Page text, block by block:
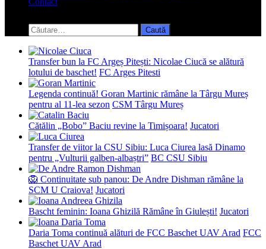
search
form
Caută
după:
Transfer bun la FC Argeș Pitești: Nicolae Ciucă se alătură
lotului de baschet! FC Arges Pitesti
Legenda continuă! Goran Martinic rămâne la Târgu Mureș
pentru al 11-lea sezon CSM Târgu Mureș
Cătălin „Bobo” Baciu revine la Timișoara! Jucatori
Transfer de viitor la CSU Sibiu: Luca Ciurea lasă Dinamo
pentru „Vulturii galben-albaștri” BC CSU Sibiu
🦁 Continuitate sub panou: De Andre Dishman rămâne la
SCM U Craiova! Jucatori
Bascht feminin: Ioana Ghizilă Rămâne în Giulești! Jucatori
Daria Toma continuă alături de FCC Baschet UAV Arad FCC
Baschet UAV Arad